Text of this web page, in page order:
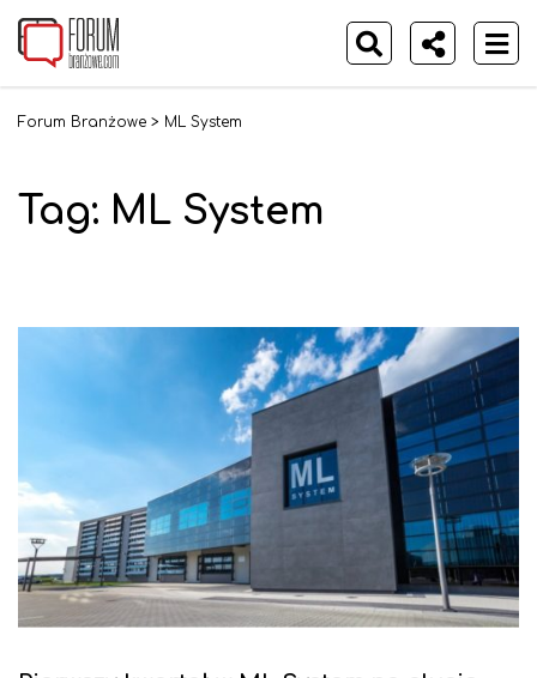
Forum Branżowe > ML System
Tag: ML System